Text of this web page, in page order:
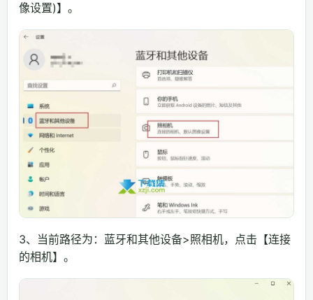
像设置)】。
3、当前路径为：蓝牙和其他设备>照相机，点击【连接
的相机】。